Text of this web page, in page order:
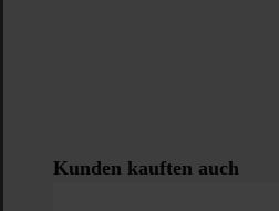
Produktgalerie überspringen
Kunden kauften auch